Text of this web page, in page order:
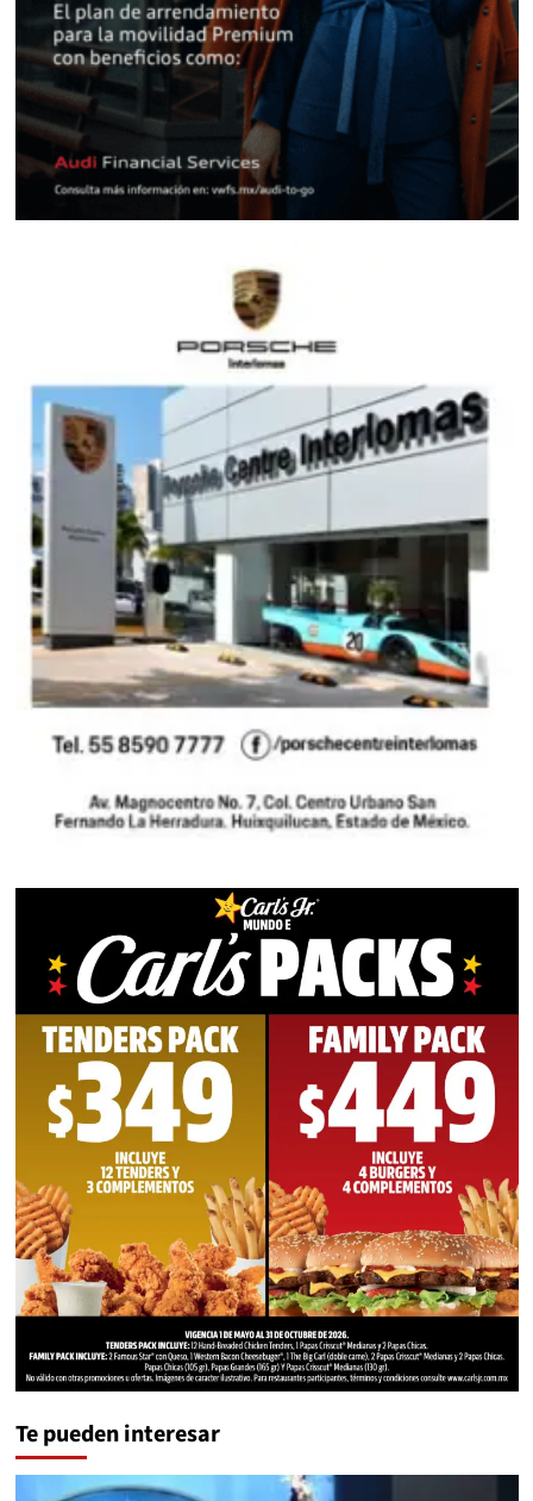
Te pueden interesar